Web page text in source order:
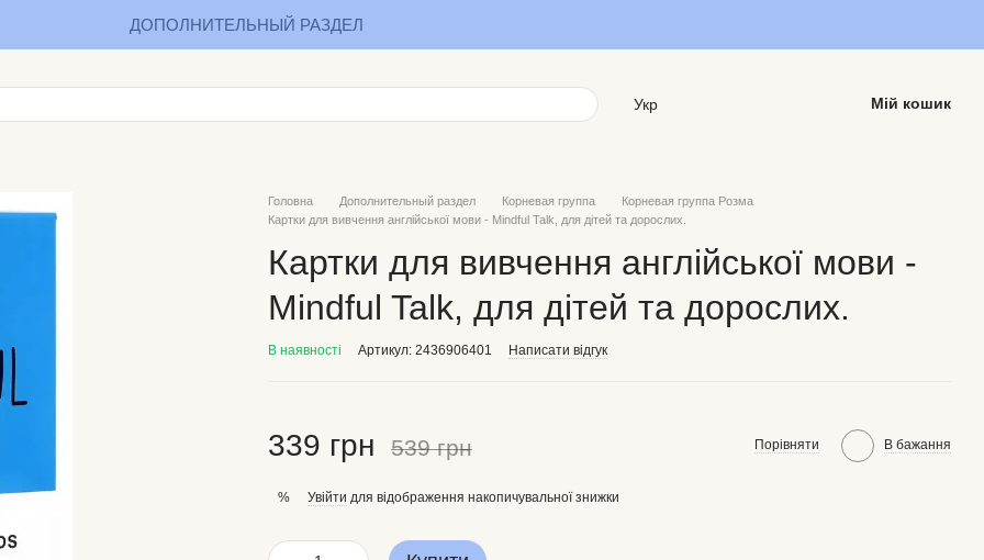
ДОПОЛНИТЕЛЬНЫЙ РАЗДЕЛ
Укр Мій кошик
Головна Дополнительный раздел Корневая группа
Корневая группа Розма
Картки для вивчення англійської мови - Mindful Talk, для дітей та дорослих.
Картки для вивчення англійської мови -
Mindful Talk, для дітей та дорослих.
В наявності Артикул: 2436906401 Написати відгук
339 грн 539 грн Порівняти В бажання
% Увійти для відображення накопичувальної знижки